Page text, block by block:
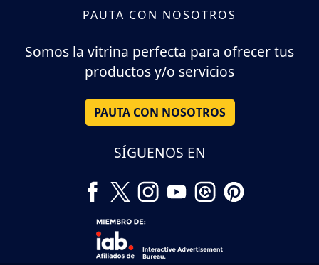
PAUTA CON NOSOTROS
Somos la vitrina perfecta para ofrecer tus
productos y/o servicios
PAUTA CON NOSOTROS
SÍGUENOS EN